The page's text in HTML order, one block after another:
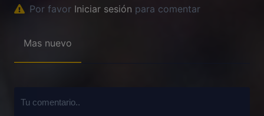
Por favor Iniciar sesión para comentar
Mas nuevo